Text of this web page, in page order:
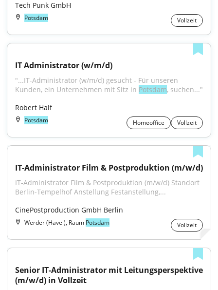
Tech Punk GmbH
Potsdam Vollzeit
IT Administrator (w/m/d)
"...IT-Administrator (w/m/d) gesucht - Für unseren
Kunden, ein Unternehmen mit Sitz in Potsdam, suchen..."
Robert Half
Potsdam Homeoffice Vollzeit
IT-Administrator Film & Postproduktion (m/w/d)
IT-Administrator Film & Postproduktion (m/w/d) Standort
Berlin-Tempelhof Anstellung Festanstellung,...
CinePostproduction GmbH Berlin
Werder (Havel), Raum Potsdam Vollzeit
Senior IT-Administrator mit Leitungsperspektive
(m/w/d) in Vollzeit